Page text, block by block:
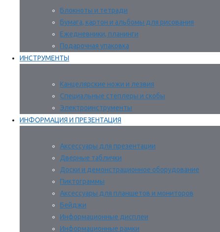
Блокноты и тетради
Бумага, картон и альбомы для рисования
Ежедневники, планинги
Подарочная упаковка
ИНСТРУМЕНТЫ
Канцелярские ножи и лезвия
Специальные степлеры и скобы
Электроинструменты
ИНФОРМАЦИЯ И ПРЕЗЕНТАЦИЯ
Аксессуары для презентации
Дверные таблички
Доски и демонстрационное оборудование
Пиктограммы
Аксессуары для планшетов и мониторов
Бейджи
Информационные дисплеи
Информационные рамки